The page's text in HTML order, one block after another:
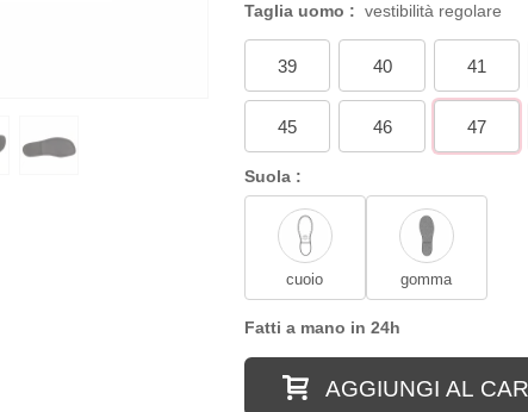
Taglia uomo : vestibilità regolare
39 40 41
45 46 47
Suola :
cuoio gomma
Fatti a mano in 24h
AGGIUNGI AL